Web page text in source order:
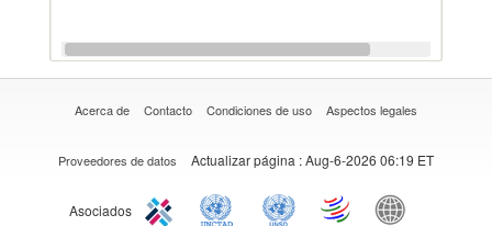
Acerca de Contacto Condiciones de uso Aspectos legales
Proveedores de datos Actualizar página : Aug-6-2026 06:19 ET
Asociados